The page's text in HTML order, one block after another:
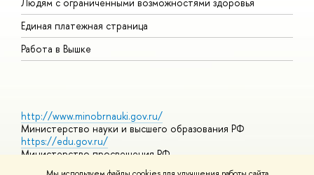
Единая платежная страница
Работа в Вышке
http://www.minobrnauki.gov.ru/
Министерство науки и высшего образования РФ
https://edu.gov.ru/
Министерство просвещения РФ